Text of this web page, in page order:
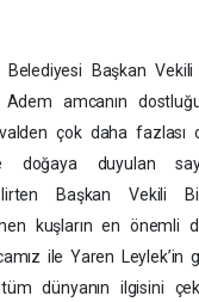
Belediyesi Başkan
Adem amcanın
çok daha fazlası
doğaya duyulan
Başkan Vekili
kuşların en önemli
ile Yaren Leylek’in
tüm dünyanın ilgisini